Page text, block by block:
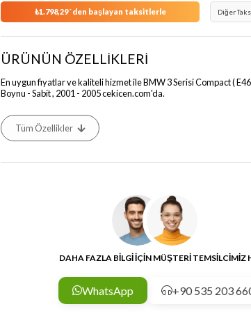
₺1.798,29`den başlayan taksitlerle Diğer
ÜRÜNÜN ÖZELLİKLERİ
En uygun fiyatlar ve kaliteli hizmet ile BMW 3 Serisi Compact (
Boynu - Sabit , 2001 - 2005 cekicen.com'da.
Tüm Özellikler
DAHA FAZLA BİLGİ İÇİN MÜŞTERİ TEMSİLCİMİZ
WhatsApp +90 535 203